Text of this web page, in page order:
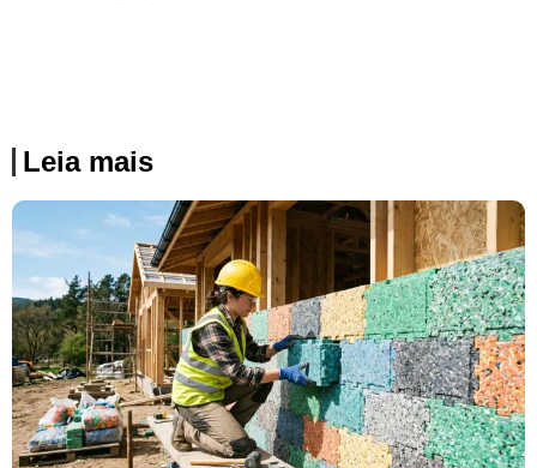
Leia mais